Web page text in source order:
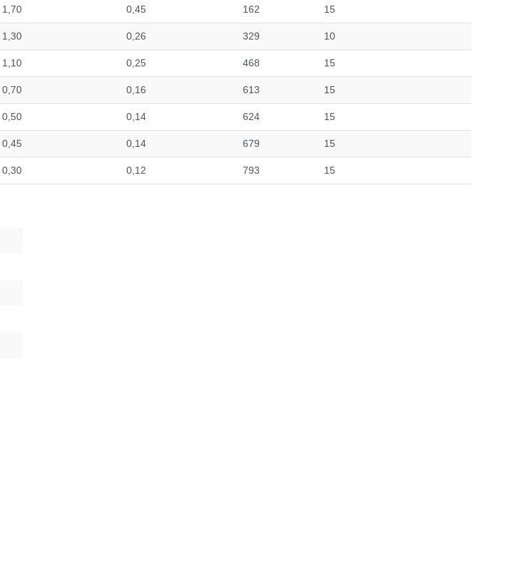
1,70 0,45 162 15
1,30 0,26 329 10
1,10 0,25 468 15
0,70 0,16 613 15
0,50 0,14 624 15
0,45 0,14 679 15
0,30 0,12 793 15